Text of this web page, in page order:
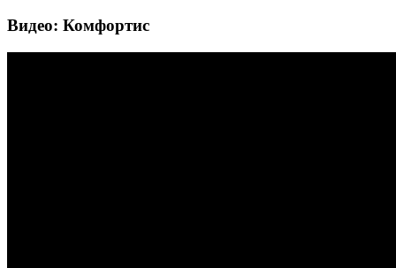
Видео: Комфортис